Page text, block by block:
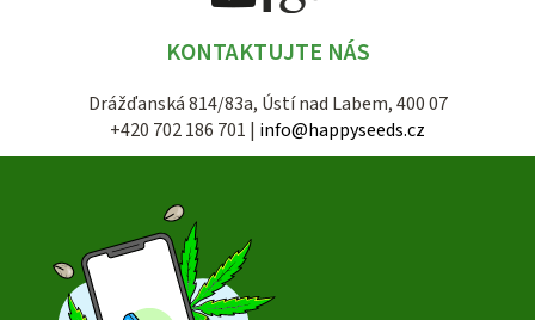
KONTAKTUJTE NÁS
Drážďanská 814/83a, Ústí nad Labem, 400 07
+420 702 186 701 | info@happyseeds.cz